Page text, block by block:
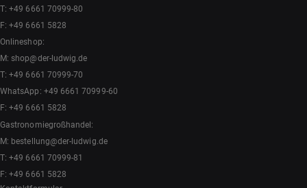
T:+49 6661 70999-80
F: +49 6661 5828
Onlineshop:
M:shop@der-ludwig.de
T:+49 6661 70999-70
WhatsApp: +49 6661 70999-60
F: +49 6661 5828
Gastronomiegroßhandel:
M: bestellung@der-ludwig.de
T:+49 6661 70999-81
F: +49 6661 5828